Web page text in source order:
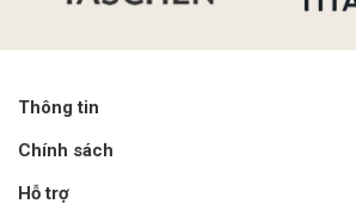
Thông tin
Chính sách
Hỗ trợ